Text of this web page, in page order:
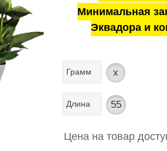
Минимальная
Эквадора и
Грамм x
Длина 55
Цена на товар